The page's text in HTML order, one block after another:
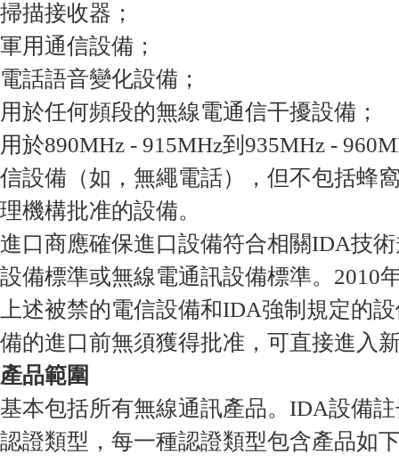
掃描接收器；
軍用通信設備；
電話語音變化設備；
用於任何頻段的無線電通信干擾設備；
用於890MHz - 915MHz到935MHz -
信設備（如，無繩電話），但不包括蜂
理機構批准的設備。
進口商應確保進口設備符合相關IDA技
設備標準或無線電通訊設備標準。2010
上述被禁的電信設備和IDA強制規定的
備的進口前無須獲得批准，可直接進入
產品範圍
基本包括所有無線通訊產品。IDA設備
認證類型，每一種認證類型包含產品如